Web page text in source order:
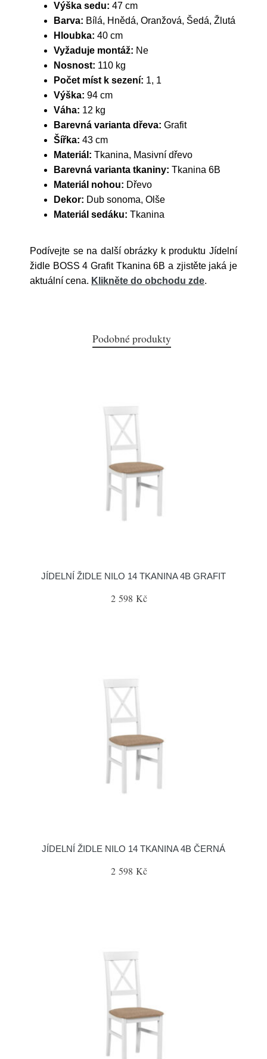
Výška sedu: 47 cm
Barva: Bílá, Hnědá, Oranžová, Šedá, Žlutá
Hloubka: 40 cm
Vyžaduje montáž: Ne
Nosnost: 110 kg
Počet míst k sezení: 1, 1
Výška: 94 cm
Váha: 12 kg
Barevná varianta dřeva: Grafit
Šířka: 43 cm
Materiál: Tkanina, Masivní dřevo
Barevná varianta tkaniny: Tkanina 6B
Materiál nohou: Dřevo
Dekor: Dub sonoma, Olše
Materiál sedáku: Tkanina
Podívejte se na další obrázky k produktu Jídelní
židle BOSS 4 Grafit Tkanina 6B a zjistěte jaká je
aktuální cena. Klikněte do obchodu zde.
Podobné produkty
JÍDELNÍ ŽIDLE NILO 14 TKANINA 4B GRAFIT
2 598 Kč
JÍDELNÍ ŽIDLE NILO 14 TKANINA 4B ČERNÁ
2 598 Kč